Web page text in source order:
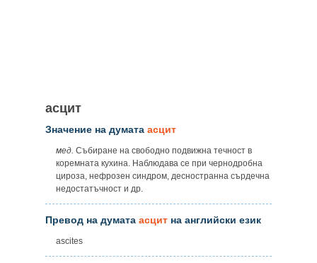
асцит
Значение на думата асцит
мед. Събиране на свободно подвижна течност в
коремната кухина. Наблюдава се при чернодробна
цироза, нефрозен синдром, десностранна сърдечна
недостатъчност и др.
Превод на думата асцит на английски език
ascites